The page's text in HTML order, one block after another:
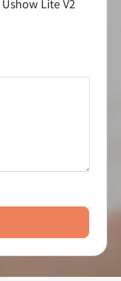
Ushow Lite V2